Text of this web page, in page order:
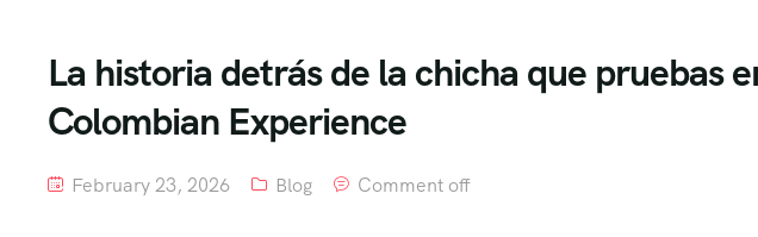
La historia detrás de la chicha que pruebas
Colombian Experience
February 23, 2026 Blog Comment off